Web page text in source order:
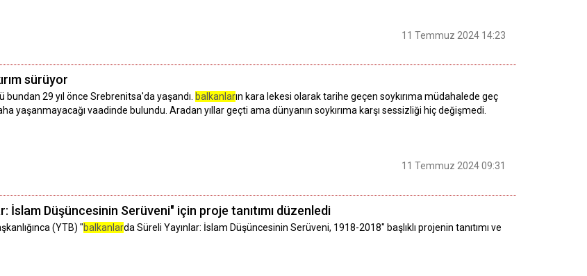
11 Temmuz 2024 14:23
sürüyor
29 yıl önce Srebrenitsa'da yaşandı. balkanların kara lekesi olarak tarihe geçen soykırıma müdahalede geç
yaşanmayacağı vaadinde bulundu. Aradan yıllar geçti ama dünyanın soykırıma karşı sessizliği hiç değişmedi.
11 Temmuz 2024 09:31
İslam Düşüncesinin Serüveni" için proje tanıtımı düzenledi
(YTB) "balkanlarda Süreli Yayınlar: İslam Düşüncesinin Serüveni, 1918-2018" başlıklı projenin tanıtımı ve